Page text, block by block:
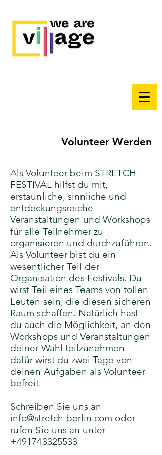
Volunteer Werden
Als Volunteer beim STRETCH
FESTIVAL hilfst du mit,
erstaunliche, sinnliche und
entdeckungsreiche
Veranstaltungen und Workshops
für alle Teilnehmer zu
organisieren und durchzuführen.
Als Volunteer bist du ein
wesentlicher Teil der
Organisation des Festivals. Du
wirst Teil eines Teams von tollen
Leuten sein, die diesen sicheren
Raum schaffen. Natürlich hast
du auch die Möglichkeit, an den
Workshops und Veranstaltungen
deiner Wahl teilzunehmen -
dafür wirst du zwei Tage von
deinen Aufgaben als Volunteer
befreit.
Schreiben Sie uns an
info@stretch-berlin.com oder
rufen Sie uns an unter
+491743325533